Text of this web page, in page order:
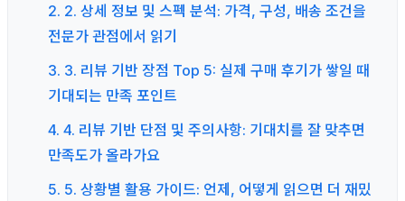
2. 2. 상세 정보 및 스펙 분석: 가격, 구성, 배송 조건을
전문가 관점에서 읽기
3. 3. 리뷰 기반 장점 Top 5: 실제 구매 후기가 쌓일 때
기대되는 만족 포인트
4. 4. 리뷰 기반 단점 및 주의사항: 기대치를 잘 맞추면
만족도가 올라가요
5. 5. 상황별 활용 가이드: 언제, 어떻게 읽으면 더 재밌